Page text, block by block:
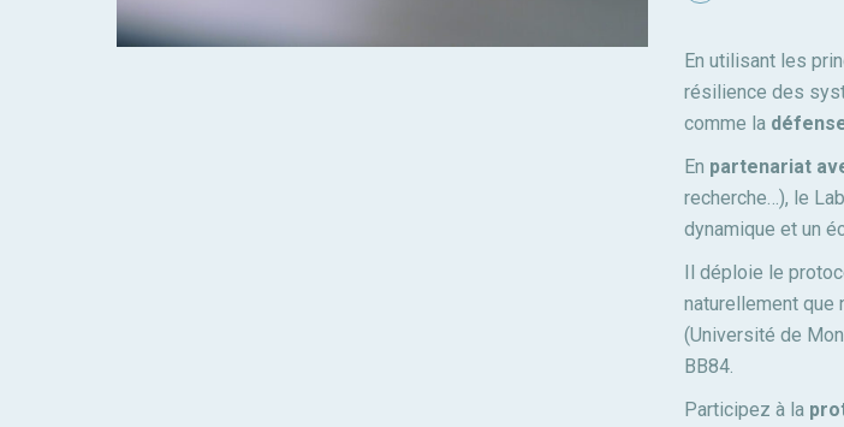
En utilisant les
résilience des
comme la
En partenariat
recherche…), le
dynamique et un
Il déploie le
naturellement que
(Université de
BB84.
Participez à la